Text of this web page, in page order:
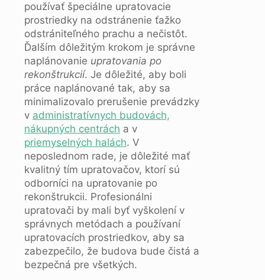
používať špeciálne upratovacie
prostriedky na odstránenie ťažko
odstrániteľného prachu a nečistôt.
Ďalším dôležitým krokom je správne
naplánovanie upratovania po
rekonštrukcií. Je dôležité, aby boli
práce naplánované tak, aby sa
minimalizovalo prerušenie prevádzky
v administratívnych budovách,
nákupných centrách a v
priemyselných halách. V
neposlednom rade, je dôležité mať
kvalitný tím upratovačov, ktorí sú
odborníci na upratovanie po
rekonštrukcii. Profesionálni
upratovači by mali byť vyškolení v
správnych metódach a používaní
upratovacích prostriedkov, aby sa
zabezpečilo, že budova bude čistá a
bezpečná pre všetkých.